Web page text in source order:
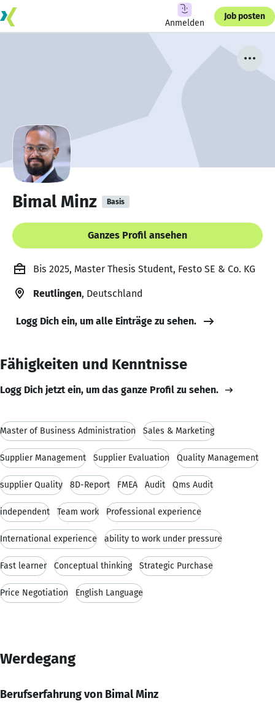
Anmelden
Job posten
Bimal Minz Basis
Ganzes Profil ansehen
Bis 2025, Master Thesis Student, Festo SE & Co. KG
Reutlingen, Deutschland
Logg Dich ein, um alle Einträge zu sehen.
Fähigkeiten und Kenntnisse
Logg Dich jetzt ein, um das ganze Profil zu sehen.
Master of Business Administration Sales & Marketing
Supplier Management Supplier Evaluation Quality Management
supplier Quality 8D-Report FMEA Audit Qms Audit
independent Team work Professional experience
International experience ability to work under pressure
Fast learner Conceptual thinking Strategic Purchase
Price Negotiation English Language
Werdegang
Berufserfahrung von Bimal Minz